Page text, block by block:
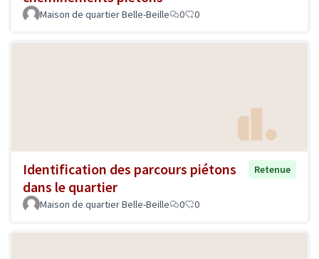
Maison de quartier Belle-Beille 0 0
Identification des parcours piétons
dans le quartier
Retenue
Maison de quartier Belle-Beille 0 0